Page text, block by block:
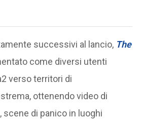
successivi al lancio, The
come diversi utenti
verso territori di
ottenendo video di
scene di panico in luoghi